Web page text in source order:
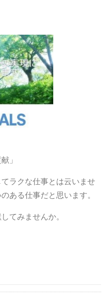
」
ラクな仕事とは云いませ
ある仕事だと思います。
てみませんか。